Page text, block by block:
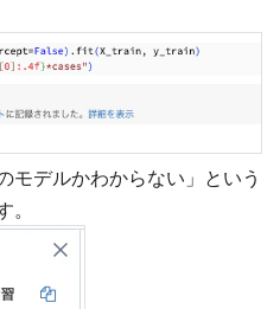
モデルかわからない」という